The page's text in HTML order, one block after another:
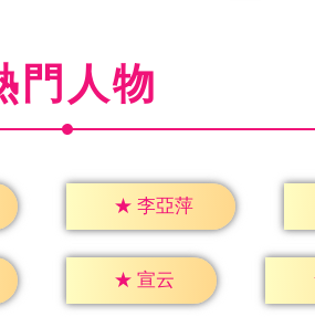
門人物
★ 李亞萍
★ 宣云